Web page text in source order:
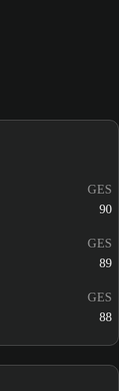
GES
90
GES
89
GES
88